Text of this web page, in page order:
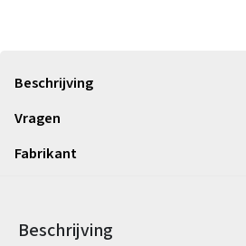
Beschrijving
Vragen
Fabrikant
Beschrijving